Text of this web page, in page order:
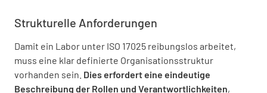
Strukturelle Anforderungen
Damit ein Labor unter ISO 17025 reibungslos arbeitet,
muss eine klar definierte Organisationsstruktur
vorhanden sein. Dies erfordert eine eindeutige
Beschreibung der Rollen und Verantwortlichkeiten,